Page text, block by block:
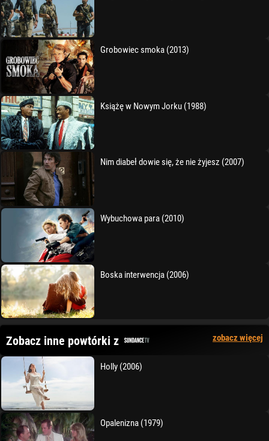
Grobowiec smoka (2013)
Książę w Nowym Jorku (1988)
Nim diabeł dowie się, że nie żyjesz (2007)
Wybuchowa para (2010)
Boska interwencja (2006)
Zobacz inne powtórki z zobacz więcej
Holly (2006)
Opalenizna (1979)